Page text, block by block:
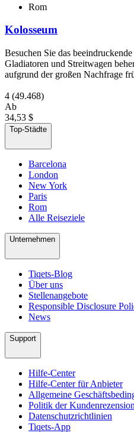
Rom
Kolosseum
Besuchen Sie das
Gladiatoren und Streitwagen
aufgrund der großen Nachfrage
4 (49.468)
Ab
34,53 $
Top-Städte
Barcelona
London
New York
Paris
Rom
Alle Reiseziele
Unternehmen
Tiqets-Blog
Über uns
Stellenangebote
Responsible Disclosure
News
Support
Hilfe-Center
Hilfe-Center für Anbieter
Allgemeine
Politik der
Datenschutzrichtlinien
Tiqets-App